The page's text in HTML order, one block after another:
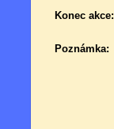
Konec akce:
Poznámka: